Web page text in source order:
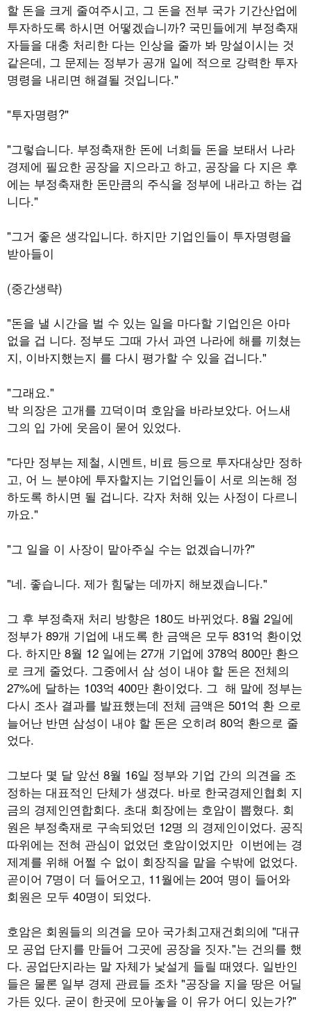
할 돈을 크게 줄여주시고, 그 돈을 전부 국가 기간산업에
투자하도록 하시면 어떻겠습니까? 국민들에게 부정축재
자들을 대충 처리한 다는 인상을 줄까 봐 망설이시는 것
같은데, 그 문제는 정부가 공개 일에 적으로 강력한 투자
명령을 내리면 해결될 것입니다."
"투자명령?"
"그렇습니다. 부정축재한 돈에 너희들 돈을 보태서 나라
경제에 필요한 공장을 지으라고 하고, 공장을 다 지은 후
에는 부정축재한 돈만큼의 주식을 정부에 내라고 하는 겁
니다."
"그거 좋은 생각입니다. 하지만 기업인들이 투자명령을
받아들이
(중간생략)
"돈을 낼 시간을 벌 수 있는 일을 마다할 기업인은 아마
없을 겁 니다. 정부도 그때 가서 과연 나라에 해를 끼쳤는
지, 이바지했는지 를 다시 평가할 수 있을 겁니다."
"그래요."
박 의장은 고개를 끄덕이며 호암을 바라보았다. 어느새
그의 입 가에 웃음이 묻어 있었다.
"다만 정부는 제철, 시멘트, 비료 등으로 투자대상만 정하
고, 어 느 분야에 투자할지는 기업인들이 서로 의논해 정
하도록 하시면 될 겁니다. 각자 처해 있는 사정이 다르니
까요."
"그 일을 이 사장이 맡아주실 수는 없겠습니까?"
"네. 좋습니다. 제가 힘닿는 데까지 해보겠습니다."
그 후 부정축재 처리 방향은 180도 바뀌었다. 8월 2일에
정부가 89개 기업에 내도록 한 금액은 모두 831억 환이었
다. 하지만 8월 12 일에는 27개 기업에 378억 800만 환으
로 크게 줄었다. 그중에서 삼 성이 내야 할 돈은 전체의
27%에 달하는 103억 400만 환이었다. 그 해 말에 정부는
다시 조사 결과를 발표했는데 전체 금액은 501억 환 으로
늘어난 반면 삼성이 내야 할 돈은 오히려 80억 환으로 줄
었다.
그보다 몇 달 앞선 8월 16일 정부와 기업 간의 의견을 조
정하는 대표적인 단체가 생겼다. 바로 한국경제인협회 지
금의 경제인연합회다. 초대 회장에는 호암이 뽑혔다. 회
원은 부정축재로 구속되었던 12명 의 경제인이었다. 공직
따위에는 전혀 관심이 없었던 호암이었지만 이번에는 경
제계를 위해 어쩔 수 없이 회장직을 맡을 수밖에 없었다.
곧이어 7명이 더 들어오고, 11월에는 20여 명이 들어와
회원은 모두 40명이 되었다.
호암은 회원들의 의견을 모아 국가최고재건회의에 "대규
모 공업 단지를 만들어 그곳에 공장을 짓자."는 건의를 했
다. 공업단지라는 말 자체가 낯설게 들릴 때였다. 일반인
들은 물론 일부 경제 관료들 조차 "공장을 지을 땅은 어딜
가든 있다. 굳이 한곳에 모아놓을 이 유가 어디 있는가?"